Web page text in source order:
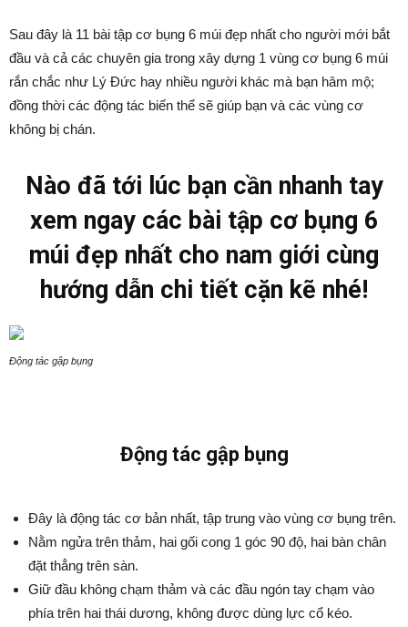
Sau đây là 11 bài tập cơ bụng 6 múi đẹp nhất cho người mới bắt
đầu và cả các chuyên gia trong xây dựng 1 vùng cơ bụng 6 múi
rắn chắc như Lý Đức hay nhiều người khác mà bạn hâm mộ;
đồng thời các động tác biến thể sẽ giúp bạn và các vùng cơ
không bị chán.
Nào đã tới lúc bạn cần nhanh tay
xem ngay các bài tập cơ bụng 6
múi đẹp nhất cho nam giới cùng
hướng dẫn chi tiết cặn kẽ nhé!
Động tác gập bụng
Động tác gập bụng
Đây là động tác cơ bản nhất, tập trung vào vùng cơ bụng trên.
Nằm ngửa trên thảm, hai gối cong 1 góc 90 độ, hai bàn chân
đặt thẳng trên sàn.
Giữ đầu không chạm thảm và các đầu ngón tay chạm vào
phía trên hai thái dương, không được dùng lực cổ kéo.